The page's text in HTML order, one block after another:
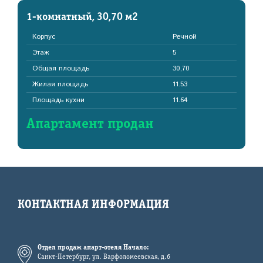
1-комнатный, 30,70 м2
Корпус
Речной
Этаж
5
Общая площадь
30,70
Жилая площадь
11.53
Площадь кухни
11.64
Апартамент продан
КОНТАКТНАЯ ИНФОРМАЦИЯ
Отдел продаж апарт-отеля Начало:
Санкт-Петербург, ул. Варфоломеевская, д.6